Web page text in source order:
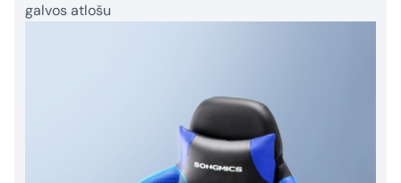
galvos atlošu